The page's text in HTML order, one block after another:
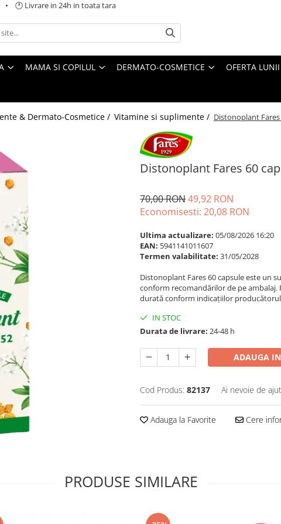
• 🕐 Livrare in 24h in toata tara
MAMA SI COPILUL DERMATO-COSMETICE OFERTA LUNII
& Dermato-Cosmetice / Vitamine si suplimente / Distonoplant
Distonoplant Fares 60
70,00 RON49,92 RON
Economisesti: 20,08 RON
Ultima actualizare: 05/08/2026 16:20
EAN: 5941141011607
Termen valabilitate: 31/05/2028
Distonoplant Fares 60 capsule este un
conform recomandărilor de pe
durată conform indicațiilor
IN STOC
Durata de livrare: 24-48 h
ADAUGA
Cod Produs: 82137 Ai nevoie de
Adauga la Favorite Cere
PRODUSE SIMILARE